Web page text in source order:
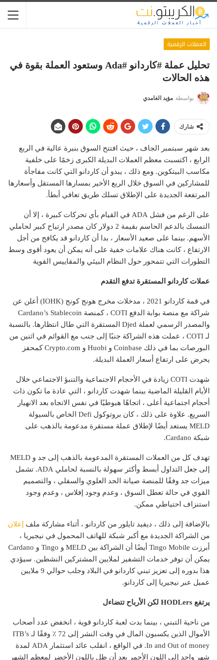
العملات الرقمية
تحليل عملة #كاردانو #ada وستعود العملة بقوة في
هذه الحالات
بواسطة مؤيد الغامدي
شارك
بعد شهر سبتمبر الجاف ، حيث افتتح السوق بنبرة عالية في الربع
الرابع ، اكتسبت معظم العملات البديلة الكبرى زخمًا على خلفية
مكاسب البيتكوين. ومع ذلك ، يبدو أن كاردانو التي كانت مفاجأة
للمشاركين في السوق خلال الربع الأخير بمسارها المستقل وأسعارها
المرتفعة الجديدة على الإطلاق تسلك طريق تعافي أبطأ.
على الرغم من فشل ADA في القيام بأي تحركات كبيرة ، إلا أن
التمسك بالدعم الحاسم بقيمة 2 دولار كان مصدر ارتياح كبير لحاملي
الأسهم. بينما على صعيد الأسعار ، بدا أن كاردانو قد يكافح من أجل
الارتفاع ، كانت هناك علامات خفية على أنه يمكن أن يعود أقوى وسط
التطورات التي تتمحور حول النظام البيئي والمقاييس القوية
عملات كاردانو المستقرة تدفع التقدم
في قمة كاردانو 2021 ، مدخلات مخرج هونج كونج (IOHK)
أعلن عن
شراكة
مع منصة بوابة الدفع COTI ، كمنصة Cardano’s Stablecoin
والمصدر الرسمي لعملة Djed المستقرة التي طال انتظارها. بالنسبة
لـ COTI ، عملت هذه الشراكة جنبًا إلى جنب مع القوائم في اثنين من
البورصات بما في ذلك Coinbase و Huobi و Crypto.com كمحفز
يحرض على ارتفاع أسعار العملة البديلة.
شهدت COTI زيادة في الأحجام الاجتماعية والتنبؤ الاجتماعي خلال
الأيام القليلة الماضية بينما شهدت كاردانو ، التي عادة ما تكون ذات
أحجام اجتماعية أعلى ، اتجاهًا هبوطيًا في نفس الاتجاه بعد الانهيار
السريع. علاوة على ذلك ، كان بروتوكول Defi الخاص بالسيولة
MELD يستعد أيضًا لإطلاق عملة مستقرة مدعومة بالذهب على
شبكة Cardano.
تهدف كل من العملات المستقرة المدعومة بالذهب إلى جد و MELD
إلى جعل التداول أبسط وأكثر سهولة بالنسبة لحاملي ADA. تشمل
ميزات جد وفقًا للمنصة صيانة الحد العلوي والسفلي ، والتصميم
القوي في حالة تعطل السوق ، وعدم وجود إفلاس ، وعدم وجود
استنزاف احتياطي ممكن.
بالإضافة إلى ذلك ، ديفيد تايلور من كاردانو ، أثناء مشاركة ملف إعلان
من الشراكة الجديدة مع أكبر شبكة للهاتف المحمول في نيجيريا ،
أبرزت Tingo Mobile أيضًا أن الشراكة بين MELD و Tingo و Cardano
يمكن أن توفر خدمات التشفير لملايين المشتركين النشطين. سيؤدي
هذا بدوره إلى تعزيز تبني كاردانو في البلاد وجلب حوالي 9 ملايين
عميل عبر نيجيريا إلى كاردانو.
يرتفع HODLers لكن الأرباح تتضاءل
من ناحية التبني ، بينما بدت لعبة كاردانو قوية ، انخفض عدد أصحاب
الأموال الذين يكسبون المال في وقت النشر إلى 72 ٪ وفقًا لـ ITB’s
In and Out of money. في الواقع ، انقلب عائد استثمار ADA لمدة
شهر واحد إلى اللون الأحمر بعد أن ظل باللون الأخضر لمعظم الشهر